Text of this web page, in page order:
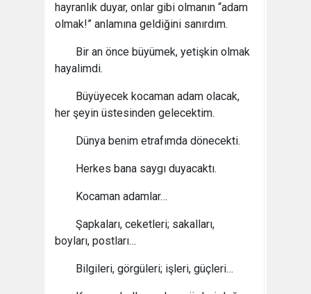
hayranlık duyar, onlar gibi olmanın “adam
olmak!” anlamına geldiğini sanırdım.
Bir an önce büyümek, yetişkin olmak
hayalimdi.
Büyüyecek kocaman adam olacak,
her şeyin üstesinden gelecektim.
Dünya benim etrafımda dönecekti.
Herkes bana saygı duyacaktı.
Kocaman adamlar…
Şapkaları, ceketleri; sakalları,
boyları, postları…
Bilgileri, görgüleri; işleri, güçleri…